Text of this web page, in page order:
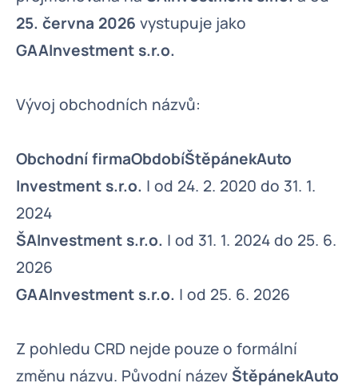
25. června 2026 vystupuje jako
GAAInvestment s.r.o.
Vývoj obchodních názvů:
Obchodní firmaObdobíŠtěpánekAuto
Investment s.r.o. | od 24. 2. 2020 do 31. 1.
2024
ŠAInvestment s.r.o. | od 31. 1. 2024 do 25. 6.
2026
GAAInvestment s.r.o. | od 25. 6. 2026
Z pohledu CRD nejde pouze o formální
změnu názvu. Původní název ŠtěpánekAuto